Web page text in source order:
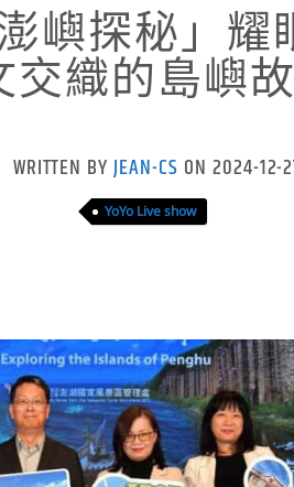
嶼探秘」
交織的島嶼
WRITTEN BYJEAN-CS ON 2024-12-
YoYo Live show